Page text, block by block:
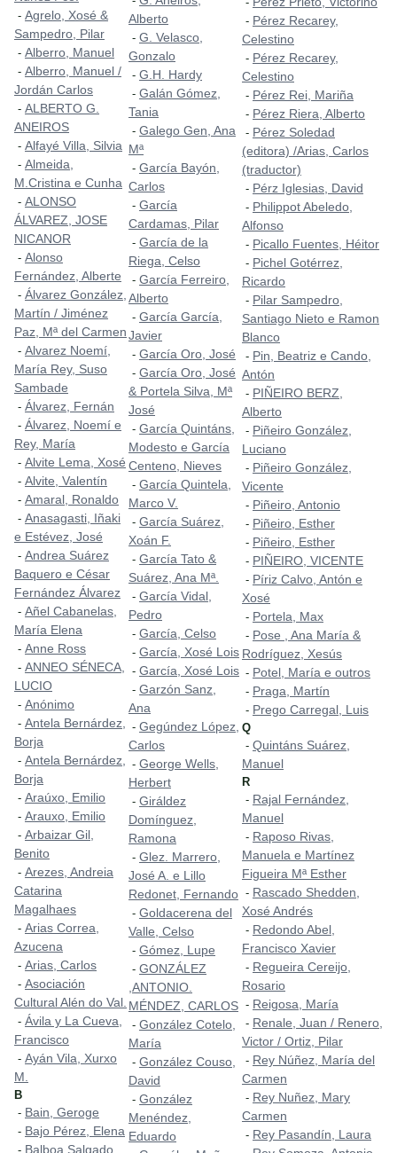
- Agrelo, Xosé &
Sampedro, Pilar
- Alberro, Manuel
- Alberro, Manuel /
Jordán Carlos
- ALBERTO G.
ANEIROS
- Alfayé Villa, Silvia
- Almeida,
M.Cristina e Cunha
- ALONSO
ÁLVAREZ, JOSE
NICANOR
- Alonso
Fernández, Alberte
- Álvarez González,
Martín / Jiménez
Paz, Mª del Carmen
- Alvarez Noemí,
María Rey, Suso
Sambade
- Álvarez, Fernán
- Álvarez, Noemí e
Rey, María
- Alvite Lema, Xosé
- Alvite, Valentín
- Amaral, Ronaldo
- Anasagasti, Iñaki
e Estévez, José
- Andrea Suárez
Baquero e César
Fernández Álvarez
- Añel Cabanelas,
María Elena
- Anne Ross
- ANNEO SÉNECA,
LUCIO
- Anónimo
- Antela Bernárdez,
Borja
- Antela Bernárdez,
Borja
- Araúxo, Emilio
- Arauxo, Emilio
- Arbaizar Gil,
Benito
- Arezes, Andreia
Catarina
Magalhaes
- Arias Correa,
Azucena
- Arias, Carlos
- Asociación
Cultural Alén do Val.
- Ávila y La Cueva,
Francisco
- Ayán Vila, Xurxo
M.
B
- Bain, Geroge
- Bajo Pérez, Elena
- Balboa Salgado,
Alberto
- G. Velasco,
Gonzalo
- G.H. Hardy
- Galán Gómez,
Tania
- Galego Gen, Ana
Mª
- García Bayón,
Carlos
- García
Cardamas, Pilar
- García de la
Riega, Celso
- García Ferreiro,
Alberto
- García García,
Javier
- García Oro, José
- García Oro, José
& Portela Silva, Mª
José
- García Quintáns,
Modesto e García
Centeno, Nieves
- García Quintela,
Marco V.
- García Suárez,
Xoán F.
- García Tato &
Suárez, Ana Mª.
- García Vidal,
Pedro
- García, Celso
- García, Xosé Lois
- García, Xosé Lois
- Garzón Sanz,
Ana
- Gegúndez López,
Carlos
- George Wells,
Herbert
- Giráldez
Domínguez,
Ramona
- Glez. Marrero,
José A. e Lillo
Redonet, Fernando
- Goldacerena del
Valle, Celso
- Gómez, Lupe
- GONZÁLEZ
,ANTONIO.
MÉNDEZ, CARLOS
- González Cotelo,
María
- González Couso,
David
- González
Menéndez,
Eduardo
- Pérez Recarey,
Celestino
- Pérez Recarey,
Celestino
- Pérez Rei, Mariña
- Pérez Riera, Alberto
- Pérez Soledad
(editora) /Arias, Carlos
(traductor)
- Pérz Iglesias, David
- Philippot Abeledo,
Alfonso
- Picallo Fuentes, Héitor
- Pichel Gotérrez,
Ricardo
- Pilar Sampedro,
Santiago Nieto e Ramon
Blanco
- Pin, Beatriz e Cando,
Antón
- PIÑEIRO BERZ,
Alberto
- Piñeiro González,
Luciano
- Piñeiro González,
Vicente
- Piñeiro, Antonio
- Piñeiro, Esther
- Piñeiro, Esther
- PIÑEIRO, VICENTE
- Píriz Calvo, Antón e
Xosé
- Portela, Max
- Pose , Ana María &
Rodríguez, Xesús
- Potel, María e outros
- Praga, Martín
- Prego Carregal, Luis
Q
- Quintáns Suárez,
Manuel
R
- Rajal Fernández,
Manuel
- Raposo Rivas,
Manuela e Martínez
Figueira Mª Esther
- Rascado Shedden,
Xosé Andrés
- Redondo Abel,
Francisco Xavier
- Regueira Cereijo,
Rosario
- Reigosa, María
- Renale, Juan / Renero,
Victor / Ortiz, Pilar
- Rey Núñez, María del
Carmen
- Rey Nuñez, Mary
Carmen
- Rey Pasandín, Laura